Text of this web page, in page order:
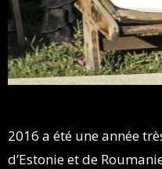
2016 a été une année
d’Estonie et de